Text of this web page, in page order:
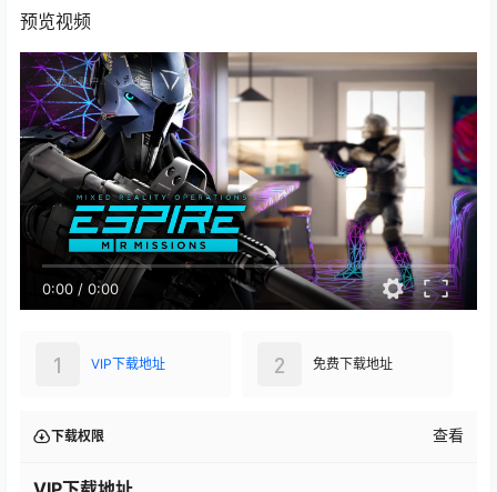
预览视频
0:00 / 0:00
VIP下载地址
1 免费下载地址
2
下载权限 查看